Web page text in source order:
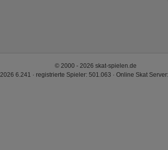
© 2000 - 2026 skat-spielen.de
6.241 · registrierte Spieler: 501.063 · Online Skat